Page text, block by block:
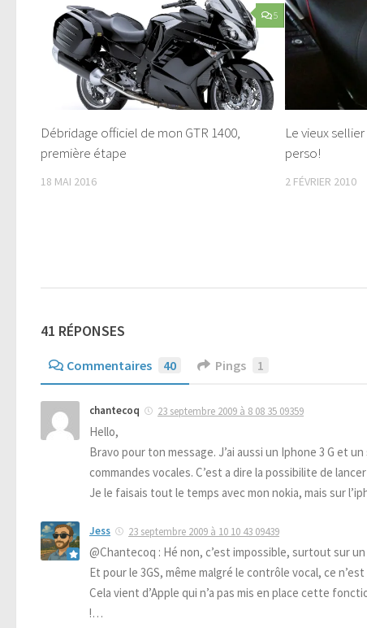
5
Débridage officiel de mon GTR 1400,
première étape
18 MAI 2016
Le vieux
perso!
2 FÉVRIER 2010
41 RÉPONSES
Commentaires 40 Pings 1
chantecoq 23 septembre 2009 à 8 08 35 09359
Hello,
Bravo pour ton message. J’ai aussi un Iphone 3 G et
commandes vocales. C’est a dire la possibilite de
Je le faisais tout le temps avec mon nokia, mais sur
Jess 23 septembre 2009 à 10 10 43 09439
@Chantecoq : Hé non, c’est impossible, surtout sur un
Et pour le 3GS, même malgré le contrôle vocal, ce
Cela vient d’Apple qui n’a pas mis en place cette
!…